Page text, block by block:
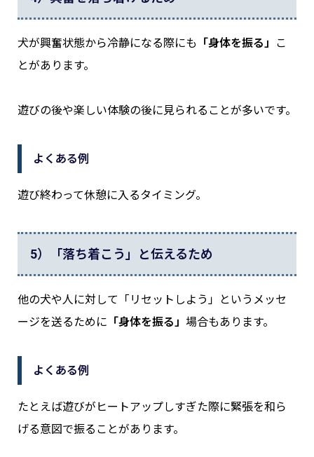
犬が興奮状態から冷静になる際にも 「身体を振る」
こ
とがあります。
遊びの後や楽しい体験の後に見られることが多いです。
よくある例
遊び終わって休憩に入るタイミング。
5）「落ち着こう」と伝えるため
他の犬や人に対して「リセットしよう」というメッセ
ージを送るために 「身体を振る」 場合もあります。
よくある例
たとえば遊びがヒートアップしすぎた際に緊張を和ら
げる意図で振ることがあります。